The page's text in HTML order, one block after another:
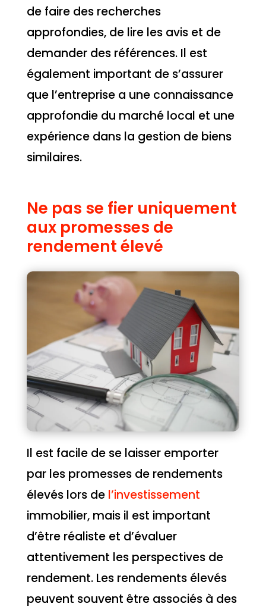
de faire des recherches
approfondies, de lire les avis et de
demander des références. Il est
également important de s’assurer
que l’entreprise a une connaissance
approfondie du marché local et une
expérience dans la gestion de biens
similaires.
Ne pas se fier uniquement
aux promesses de
rendement élevé
Il est facile de se laisser emporter
par les promesses de rendements
élevés lors de l’investissement
immobilier, mais il est important
d’être réaliste et d’évaluer
attentivement les perspectives de
rendement. Les rendements élevés
peuvent souvent être associés à des